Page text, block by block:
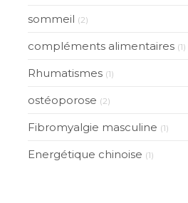
sommeil (2)
compléments alimentaires (1)
Rhumatismes (1)
ostéoporose (2)
Fibromyalgie masculine (1)
Energétique chinoise (1)